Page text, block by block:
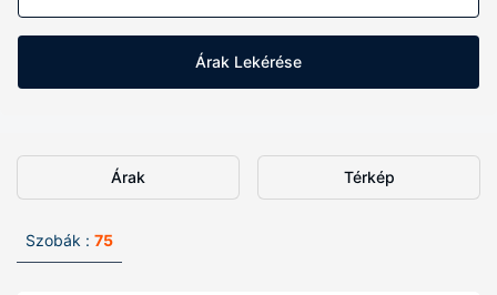
Árak Lekérése
Árak Térkép
Szobák : 75